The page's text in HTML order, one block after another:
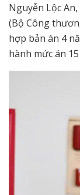
Nguyễn Lộc
(Bộ Công
hợp bản án 4
hành mức án